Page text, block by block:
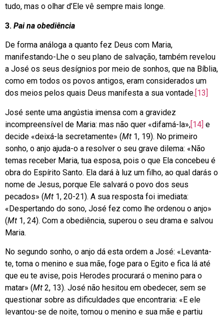
tudo, mas o olhar d’Ele vê sempre mais longe.
3. Pai na obediência
De forma análoga a quanto fez Deus com Maria,
manifestando-Lhe o seu plano de salvação, também revelou
a José os seus desígnios por meio de sonhos, que na Bíblia,
como em todos os povos antigos, eram considerados um
dos meios pelos quais Deus manifesta a sua vontade. [13]
José sente uma angústia imensa com a gravidez
incompreensível de Maria: mas não quer «difamá-la»,[14] e
decide «deixá-la secretamente» (Mt 1, 19). No primeiro
sonho, o anjo ajuda-o a resolver o seu grave dilema: «Não
temas receber Maria, tua esposa, pois o que Ela concebeu é
obra do Espírito Santo. Ela dará à luz um filho, ao qual darás o
nome de Jesus, porque Ele salvará o povo dos seus
pecados» (Mt 1, 20-21). A sua resposta foi imediata:
«Despertando do sono, José fez como lhe ordenou o anjo»
(Mt 1, 24). Com a obediência, superou o seu drama e salvou
Maria.
No segundo sonho, o anjo dá esta ordem a José: «Levanta-
te, toma o menino e sua mãe, foge para o Egito e fica lá até
que eu te avise, pois Herodes procurará o menino para o
matar» (Mt 2, 13). José não hesitou em obedecer, sem se
questionar sobre as dificuldades que encontraria: «E ele
levantou-se de noite, tomou o menino e sua mãe e partiu